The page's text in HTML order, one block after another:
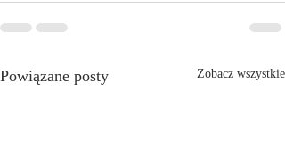
Powiązane posty Zobacz wszystkie